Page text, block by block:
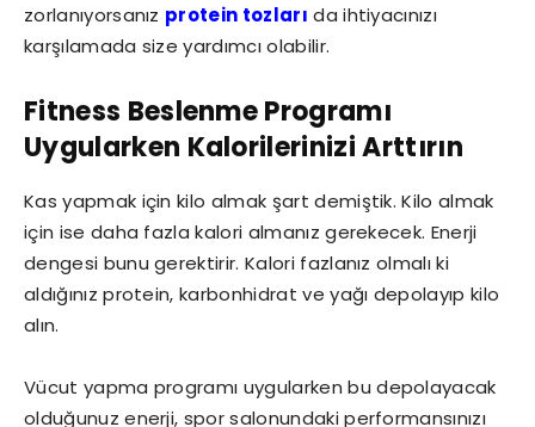
zorlanıyorsanız protein tozları da ihtiyacınızı
karşılamada size yardımcı olabilir.
Fitness Beslenme Programı
Uygularken Kalorilerinizi Arttırın
Kas yapmak için kilo almak şart demiştik. Kilo almak
için ise daha fazla kalori almanız gerekecek. Enerji
dengesi bunu gerektirir. Kalori fazlanız olmalı ki
aldığınız protein, karbonhidrat ve yağı depolayıp kilo
alın.
Vücut yapma programı uygularken bu depolayacak
olduğunuz enerji, spor salonundaki performansınızı